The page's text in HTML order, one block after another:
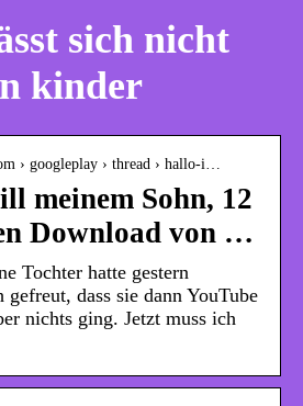
sich nicht
kinder
› googleplay › thread › hallo-i…
meinem Sohn, 12
Download von …
Tochter hatte gestern
gefreut, dass sie dann YouTube
nichts ging. Jetzt muss ich